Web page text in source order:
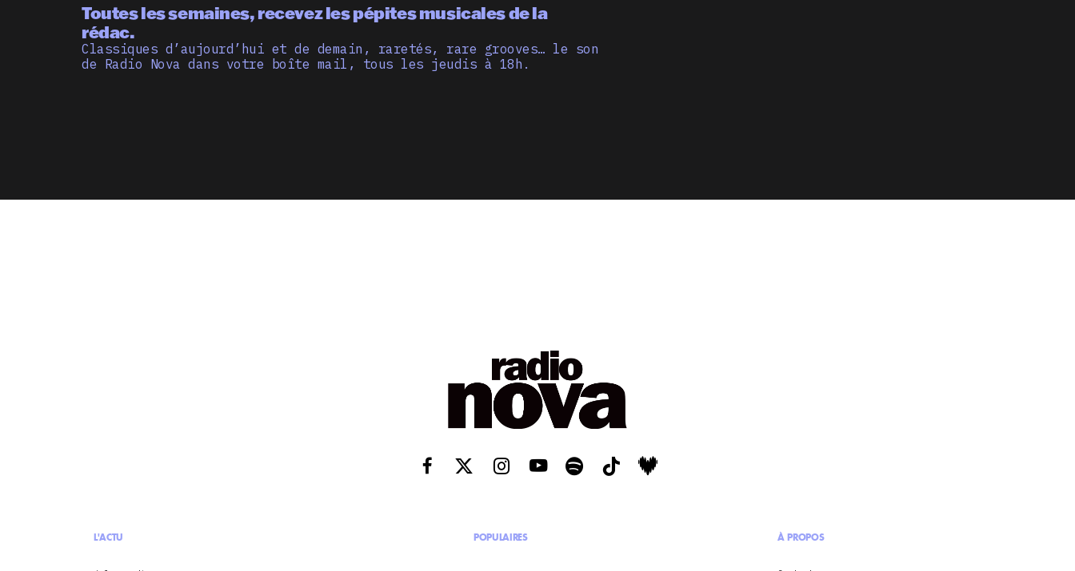
Toutes les semaines, recevez les pépites musicales de la
rédac.
Classiques d’aujourd’hui et de demain, raretés, rare grooves… le son
de Radio Nova dans votre boîte mail, tous les jeudis à 18h.
L'ACTU POPULAIRES À PROPOS